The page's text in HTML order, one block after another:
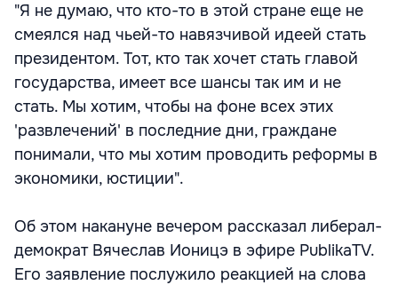
"Я не думаю, что кто-то в этой стране еще не
смеялся над чьей-то навязчивой идеей стать
президентом. Тот, кто так хочет стать главой
государства, имеет все шансы так им и не
стать. Мы хотим, чтобы на фоне всех этих
'развлечений' в последние дни, граждане
понимали, что мы хотим проводить реформы в
экономики, юстиции".
Об этом накануне вечером рассказал либерал-
демократ Вячеслав Ионицэ в эфире PublikaTV.
Его заявление послужило реакцией на слова